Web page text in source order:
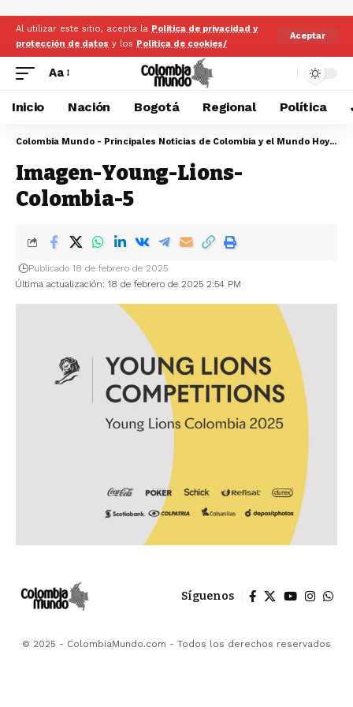
Al utilizar este sitio, acepta la Politica de privacidad y
protección de datos y los Politica de cookies/
Aceptar
Aa
Inicio Nación Bogotá Regional Política
Colombia Mundo - Principales Noticias de Colombia y el Mundo Hoy
>
Imagen-Young-Lions-
Colombia-5
Última actualización: 18 de febrero de 2025 2:54 PM
Publicado 18 de febrero de 2025
Síguenos
© 2025 - ColombiaMundo.com - Todos los derechos reservados